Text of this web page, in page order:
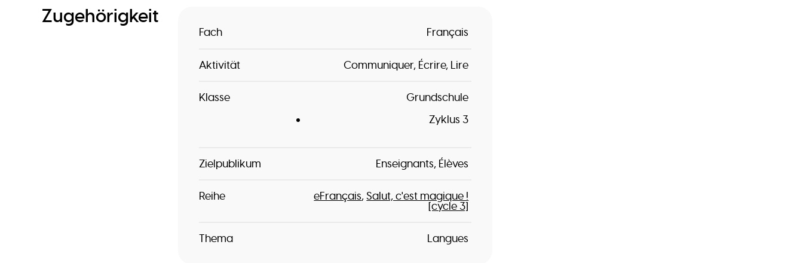
Zugehörigkeit
Fach Français
Aktivität Communiquer Écrire Lire
Klasse
Grundschule
Zyklus 3
Zielpublikum Enseignants Élèves
Reihe eFrançais Salut, c'est magique !
[cycle 3]
Thema Langues